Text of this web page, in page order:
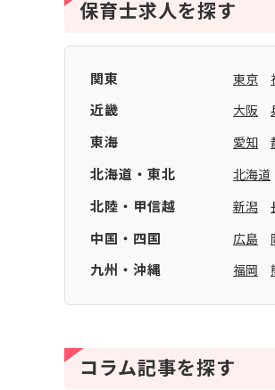
保育士求人を探す
関東 東京
近畿 大阪
東海 愛知
北海道・東北 北海道
北陸・甲信越 新潟
中国・四国 広島
九州・沖縄 福岡
コラム記事を探す